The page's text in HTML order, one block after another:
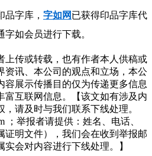
品字库， 字如网已获得印品字库代
如会员进行下载。
上传或转载，也有作者本人供稿或
资讯、本公司的观点和立场，本公
容展示传播目的仅为传递更多信息
富互联网信息。【该文如有涉及内
请及时与我们联系下线处理。
；举报者请提供：姓名、电话、
证明文件），我们会在收到举报邮
会对内容进行下线处理。】